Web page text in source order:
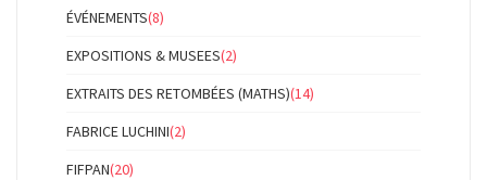
ÉVÉNEMENTS(8)
EXPOSITIONS & MUSEES(2)
EXTRAITS DES RETOMBÉES (MATHS)(14)
FABRICE LUCHINI(2)
FIFPAN(20)